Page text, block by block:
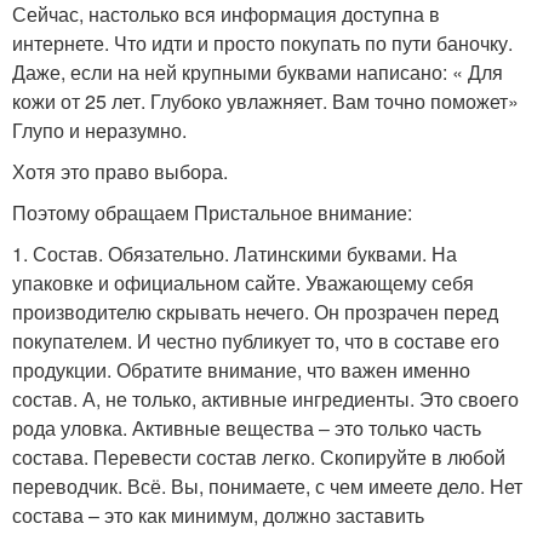
Сейчас, настолько вся информация доступна в
интернете. Что идти и просто покупать по пути баночку.
Даже, если на ней крупными буквами написано: « Для
кожи от 25 лет. Глубоко увлажняет. Вам точно поможет»
Глупо и неразумно.
Хотя это право выбора.
Поэтому обращаем Пристальное внимание:
1. Состав. Обязательно. Латинскими буквами. На
упаковке и официальном сайте. Уважающему себя
производителю скрывать нечего. Он прозрачен перед
покупателем. И честно публикует то, что в составе его
продукции. Обратите внимание, что важен именно
состав. А, не только, активные ингредиенты. Это своего
рода уловка. Активные вещества – это только часть
состава. Перевести состав легко. Скопируйте в любой
переводчик. Всё. Вы, понимаете, с чем имеете дело. Нет
состава – это как минимум, должно заставить